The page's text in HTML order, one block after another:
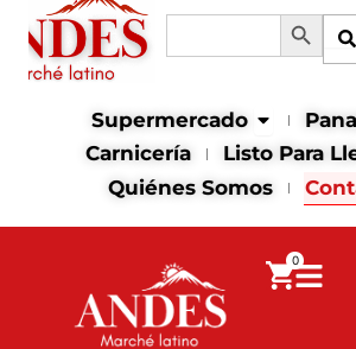
Buscar: Botón de
Supermercado Abrir
Carnicería
Listo Para
Quiénes Somos
0